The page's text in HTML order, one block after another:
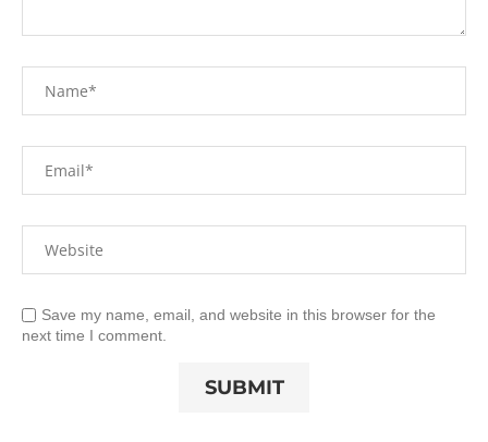
Save my name, email, and website in this browser for the
next time I comment.